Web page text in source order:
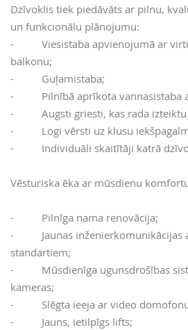
Dzīvoklis tiek piedāvāts ar pilnu,
un funkcionālu plānojumu:
- Viesistaba apvienojumā ar
balkonu;
- Guļamistaba;
- Pilnībā aprīkota vannasistaba
- Augsti griesti, kas rada izteiktu
- Logi vērsti uz klusu
- Individuāli skaitītāji katrā
Vēsturiska ēka ar mūsdienu
- Pilnīga nama renovācija;
- Jaunas inženierkomunikācijas
standartiem;
- Mūsdienīga ugunsdrošības
kameras;
- Slēgta ieeja ar video
- Jauns, ietilpīgs lifts;